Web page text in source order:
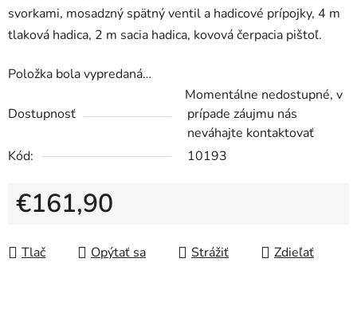
svorkami, mosadzný spätný ventil a hadicové prípojky, 4 m
tlaková hadica, 2 m sacia hadica, kovová čerpacia pištoľ.
Položka bola vypredaná…
Dostupnosť
Momentálne nedostupné, v
prípade záujmu nás
neváhajte kontaktovať
Kód:
10193
€161,90
Tlač
Opýtať sa Strážiť Zdieľať